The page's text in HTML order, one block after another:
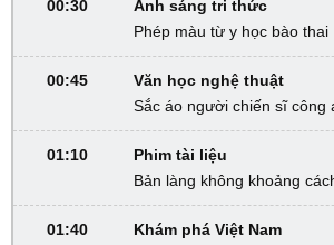
00:30
Ánh sáng tri thức
Phép màu từ y học bào thai
00:45
Văn học nghệ thuật
Sắc áo người chiến sĩ công
01:10
Phim tài liệu
Bản làng không khoảng
01:40
Khám phá Việt Nam